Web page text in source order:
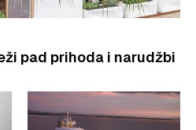
pad prihoda i narudžbi